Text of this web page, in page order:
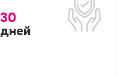
30
дней